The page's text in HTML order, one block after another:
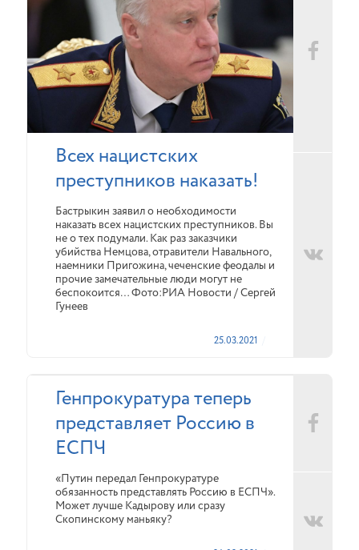
Всех нацистских
преступников наказать!
Бастрыкин заявил о необходимости
наказать всех нацистских преступников. Вы
не о тех подумали. Как раз заказчики
убийства Немцова, отравители Навального,
наемники Пригожина, чеченские феодалы и
прочие замечательные люди могут не
беспокоится… Фото:РИА Новости / Сергей
Гунеев
25.03.2021
Генпрокуратура теперь
представляет Россию в
ЕСПЧ
«Путин передал Генпрокуратуре
обязанность представлять Россию в ЕСПЧ».
Может лучше Кадырову или сразу
Скопинскому маньяку?